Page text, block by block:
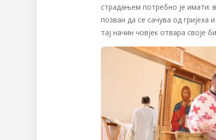
страдањем потребно је имати:
позван да се сачува од
тај начин човјек отвара своје